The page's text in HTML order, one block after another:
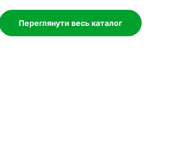
Переглянути весь каталог